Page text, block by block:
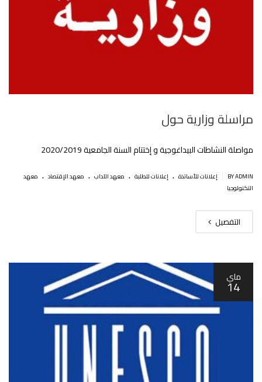
مراسلة وزارية حول
مواصلة النشاطات البيداغوجية و إختتام السنة الجامعية 2020/2019
BY ADMIN إعلانات للأساتذة . إعلانات للطلبة . معهد الآداب . معهد الإقتصاد . معهد
التكنولوجيا
التفصيل
ماي
14